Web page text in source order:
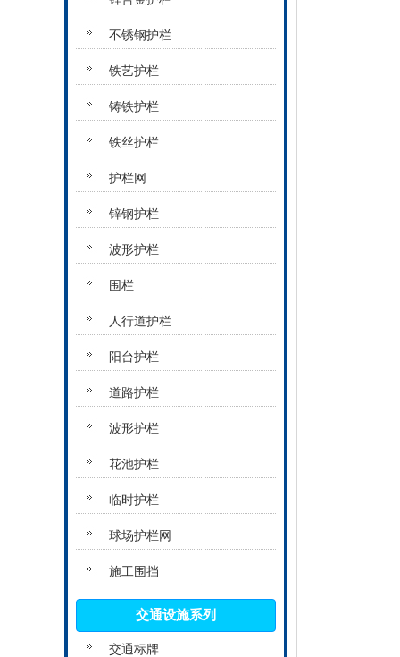
不锈钢护栏
铁艺护栏
铸铁护栏
铁丝护栏
护栏网
锌钢护栏
波形护栏
围栏
人行道护栏
阳台护栏
道路护栏
波形护栏
花池护栏
临时护栏
球场护栏网
施工围挡
交通设施系列
交通标牌